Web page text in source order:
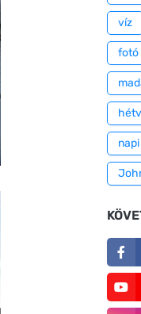
víz
fotó